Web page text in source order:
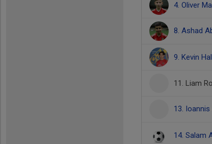
4. Oliver
8. Ashad
9. Kevin
11. Liam
13.
14. Salam